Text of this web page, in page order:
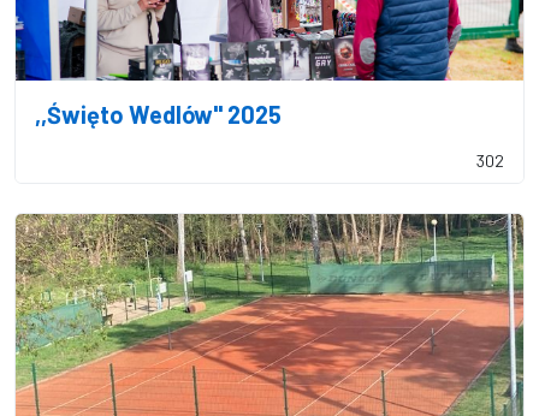
,,Święto Wedlów'' 2025
302